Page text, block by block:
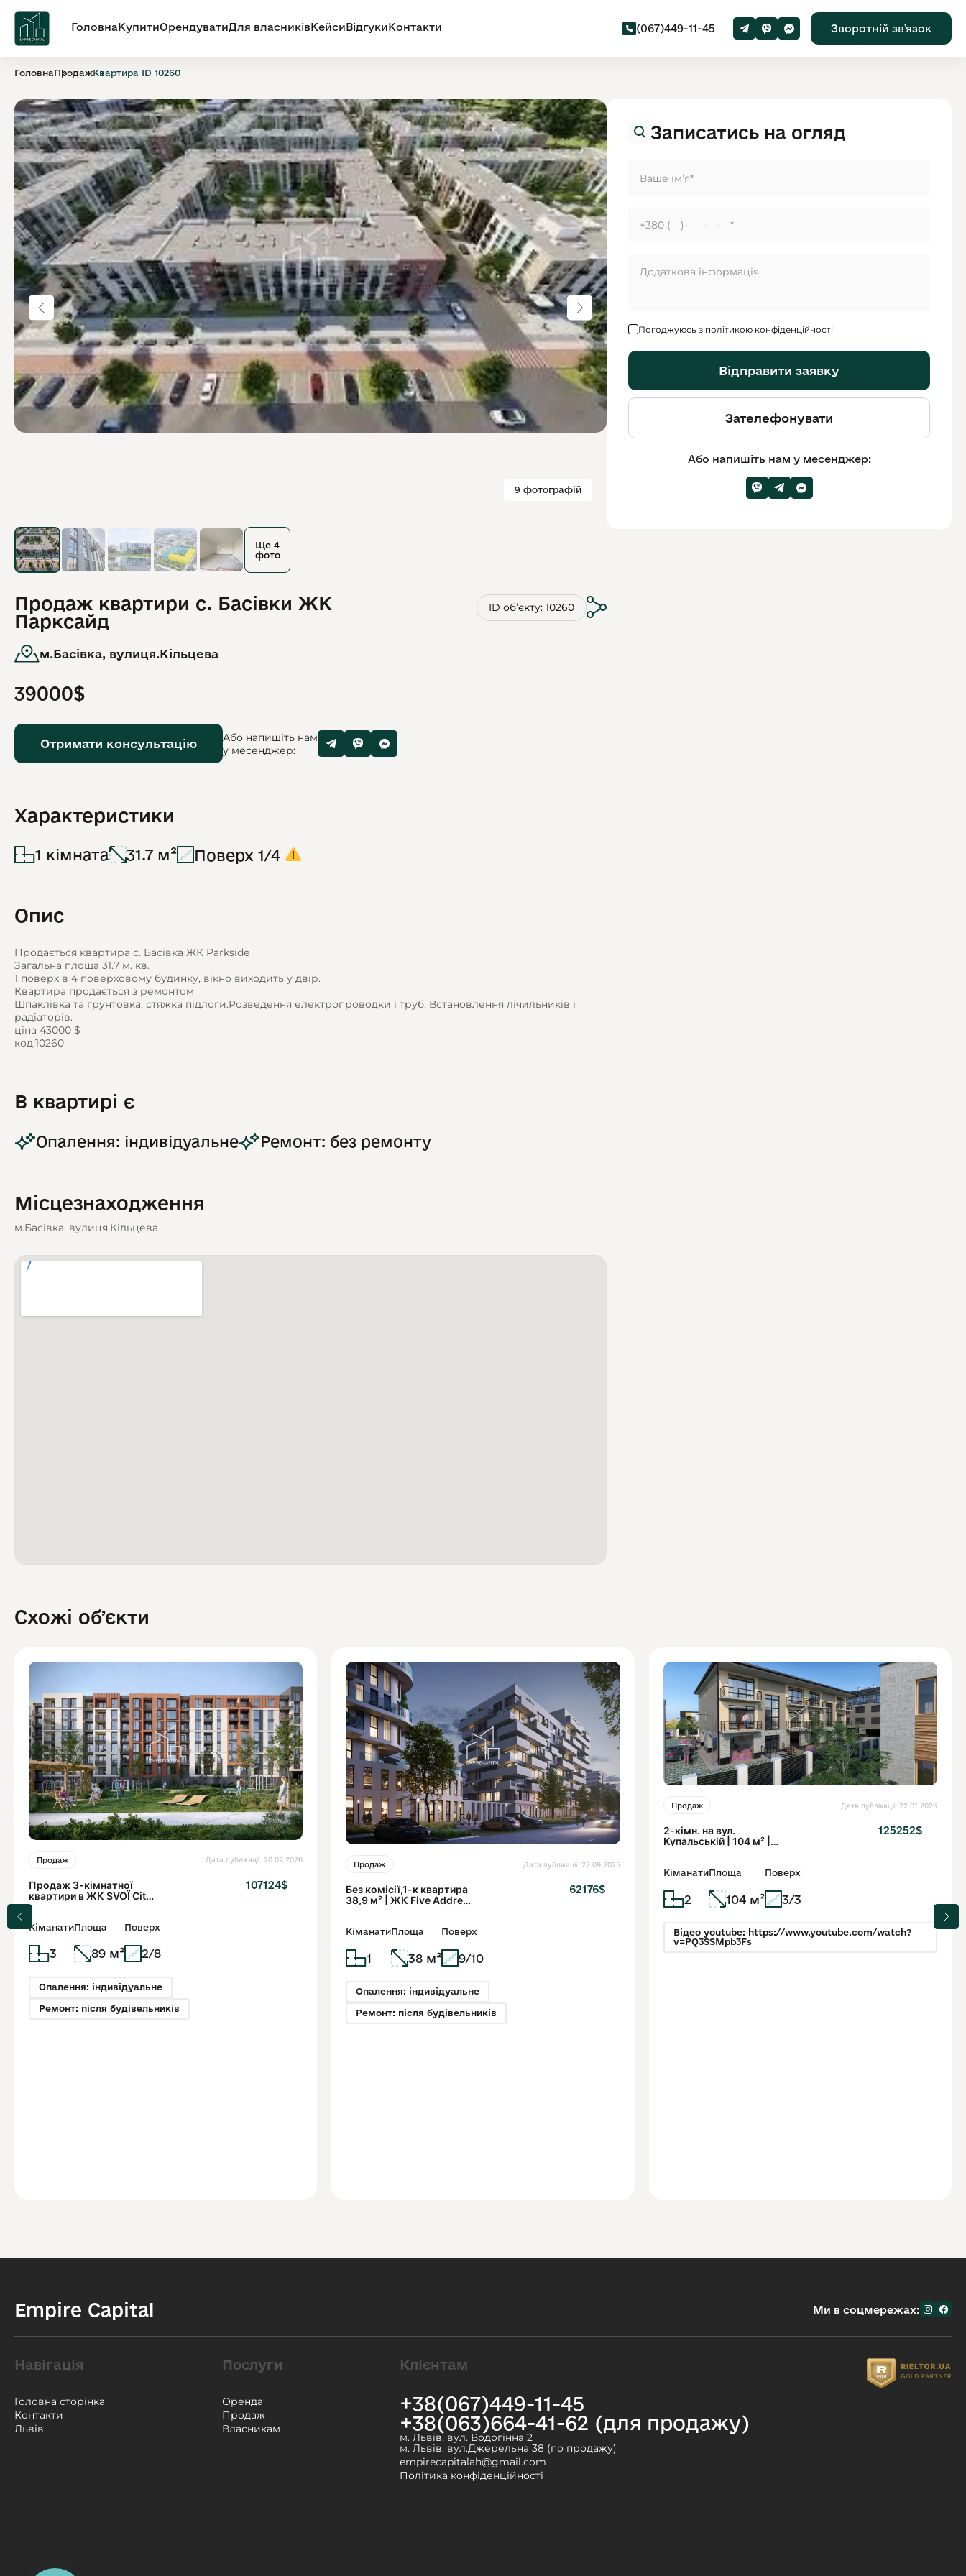
ГоловнаКупитиОрендуватиДля власниківКейсиВідгукиКонтакти (067)449-11-45 Зворотній звʼязок
ГоловнаПродажКвартира ID 10260
9 фотографій
Ще 4
фото
Продаж квартири с. Басівки ЖК
Парксайд
м.Басівка, вулиця.Кільцева
ID обʼєкту: 10260
39000$
Отримати консультацію
Або напишіть нам
у месенджер:
Характеристики
1 кімната 31.7 м² Поверх 1/4
Опис
Продається квартира с. Басівка ЖК Parkside
Загальна площа 31.7 м. кв.
1 поверх в 4 поверховому будинку, вікно виходить у двір.
Квартира продається з ремонтом
Шпаклівка та грунтовка, стяжка підлоги.Розведення електропроводки і труб. Встановлення лічильників і
радіаторів.
ціна 43000 $
код:10260
В квартирі є
Опалення: індивідуальне Ремонт: без ремонту
Місцезнаходження
м.Басівка, вулиця.Кільцева
Записатись на огляд
Погоджуюсь з політикою конфіденційності
Відправити заявку
Зателефонувати
Або напишіть нам у месенджер:
Схожі обʼєкти
Продаж Дата публікації: 20.02.2026
Продаж 3-кімнатної
квартири в ЖК SVOЇ City |
Львів, вул. Тролейбусна
107124$
Кіманати
3
Площа
89 м²
Поверх
2/8
Опалення: індивідуальне
Ремонт: після будівельників
Продаж Дата публікації: 22.09.2025
Без комісії,1-к квартира
38,9 м² | ЖК Five Address
62176$
Кіманати
1
Площа
38 м²
Поверх
9/10
Опалення: індивідуальне
Ремонт: після будівельників
Продаж Дата публікації: 22.01.2025
2-кімн. на вул.
Купальській | 104 м² |
125252$
Кіманати
2
Площа
104 м²
Поверх
3/3
Відео youtube: https://www.youtube.com/watch?
v=PQ3SSMpb3Fs
Empire Capital Ми в соцмережах:
Навігація
Головна сторінка
Контакти
Львів
Послуги
Оренда
Продаж
Власникам
Клієнтам
+38(067)449-11-45
+38(063)664-41-62 (для продажу)
м. Львів, вул. Водогінна 2
м. Львів, вул.Джерельна 38 (по продажу)
empirecapitalah@gmail.com
Політика конфіденційності